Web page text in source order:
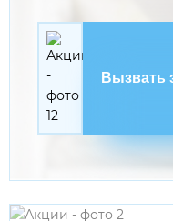
Вызвать